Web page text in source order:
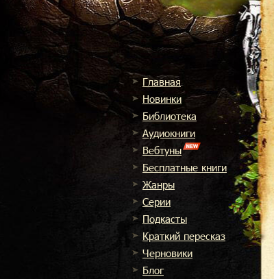
Главная
Новинки
Библиотека
Аудиокниги
Вебтуны
Бесплатные книги
Жанры
Cерии
Подкасты
Краткий пересказ
Черновики
Блог